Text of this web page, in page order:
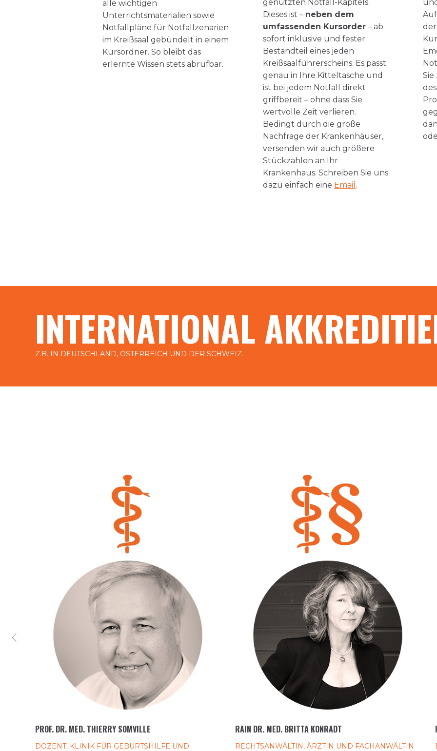
alle wichtigen
Unterrichtsmaterialien sowie
Notfallpläne für Notfallzenarien
im Kreißsaal gebündelt in einem
Kursordner. So bleibt das
erlernte Wissen stets abrufbar.
genutzten Notfall-Kapitels.
Dieses ist – neben dem
umfassenden Kursorder – ab
sofort inklusive und fester
Bestandteil eines jeden
Kreißsaalführerscheins. Es passt
genau in Ihre Kitteltasche und
ist bei jedem Notfall direkt
griffbereit – ohne dass Sie
wertvolle Zeit verlieren.
Bedingt durch die große
Nachfrage der Krankenhäuser,
versenden wir auch größere
Stückzahlen an Ihr
Krankenhaus. Schreiben Sie uns
dazu einfach eine Email .
Sie
INTERNATIONAL
Z.B. IN DEUTSCHLAND, ÖSTERREICH UND DER SCHWEIZ.
PROF. DR. MED. THIERRY SOMVILLE
DOZENT, KLINIK FÜR GEBURTSHILFE UND
RAIN DR. MED. BRITTA KONRADT
RECHTSANWÄLTIN, ÄRZTIN UND FACHANWÄLTIN